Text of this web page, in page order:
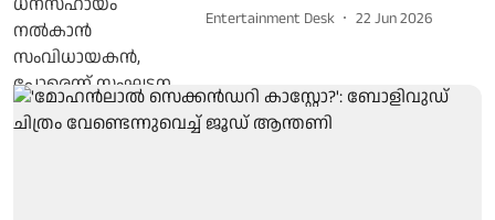
Entertainment Desk 22 Jun 2026